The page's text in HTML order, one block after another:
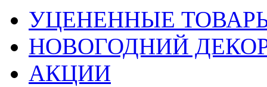
УЦЕНЕННЫЕ
НОВОГОДНИЙ
АКЦИИ